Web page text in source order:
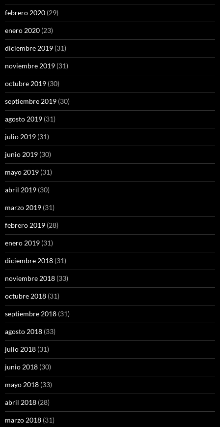
febrero 2020 (29)
enero 2020 (23)
diciembre 2019 (31)
noviembre 2019 (31)
octubre 2019 (30)
septiembre 2019 (30)
agosto 2019 (31)
julio 2019 (31)
junio 2019 (30)
mayo 2019 (31)
abril 2019 (30)
marzo 2019 (31)
febrero 2019 (28)
enero 2019 (31)
diciembre 2018 (31)
noviembre 2018 (33)
octubre 2018 (31)
septiembre 2018 (31)
agosto 2018 (33)
julio 2018 (31)
junio 2018 (30)
mayo 2018 (33)
abril 2018 (28)
marzo 2018 (31)